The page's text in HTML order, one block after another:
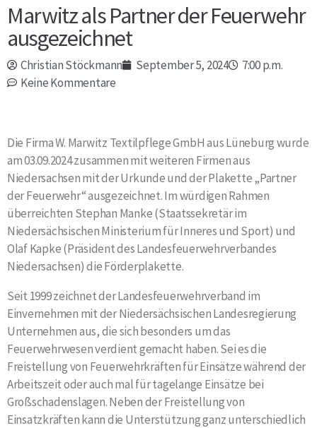
Marwitz als Partner der Feuerwehr
ausgezeichnet
Christian Stöckmann September 5, 2024
7:00 p.m.
Keine Kommentare
Die Firma W. Marwitz Textilpflege GmbH aus Lüneburg wurde
am 03.09.2024 zusammen mit weiteren Firmen aus
Niedersachsen mit der Urkunde und der Plakette „Partner
der Feuerwehr“ ausgezeichnet.Im würdigen Rahmen
überreichten Stephan Manke (Staatssekretär im
Niedersächsischen Ministerium für Inneres und Sport) und
Olaf Kapke (Präsident des Landesfeuerwehrverbandes
Niedersachsen) die Förderplakette.
Seit 1999 zeichnet der Landesfeuerwehrverband im
Einvernehmen mit der Niedersächsischen Landesregierung
Unternehmen aus, die sich besonders um das
Feuerwehrwesen verdient gemacht haben. Sei es die
Freistellung von Feuerwehrkräften für Einsätze während der
Arbeitszeit oder auch mal für tagelange Einsätze bei
Großschadenslagen. Neben der Freistellung von
Einsatzkräften kann die Unterstützung ganz unterschiedlich